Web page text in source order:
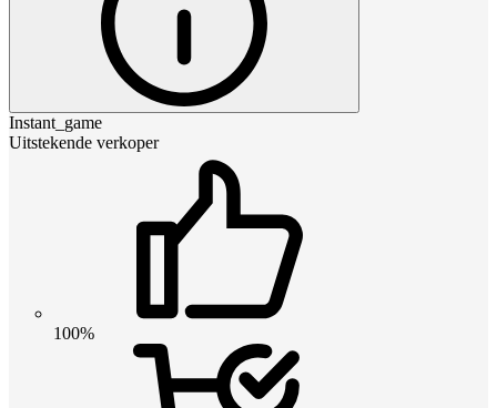
Instant_game
Uitstekende verkoper
100%